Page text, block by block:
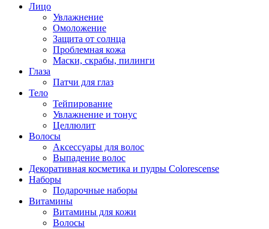
Лицо
Увлажнение
Омоложение
Защита от солнца
Проблемная кожа
Маски, скрабы, пилинги
Глаза
Патчи для глаз
Тело
Тейпирование
Увлажнение и тонус
Целлюлит
Волосы
Аксессуары для волос
Выпадение волос
Декоративная косметика и пудры Colorescense
Наборы
Подарочные наборы
Витамины
Витамины для кожи
Волосы